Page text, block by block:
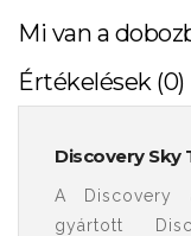
Mi van a
Értékelések (0)
Discovery Sky
A Discovery
gyártott